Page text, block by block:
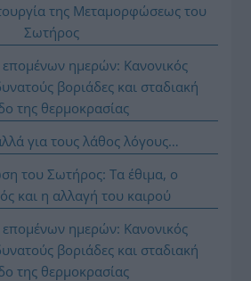
της Μεταμορφώσεως του
Σωτήρος
ημερών: Κανονικός
βοριάδες και σταδιακή
της θερμοκρασίας
για τους λάθος λόγους…
του Σωτήρος: Τα έθιμα, ο
και η αλλαγή του καιρού
ημερών: Κανονικός
βοριάδες και σταδιακή
της θερμοκρασίας